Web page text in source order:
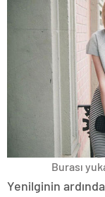
Burası
Yenilginin